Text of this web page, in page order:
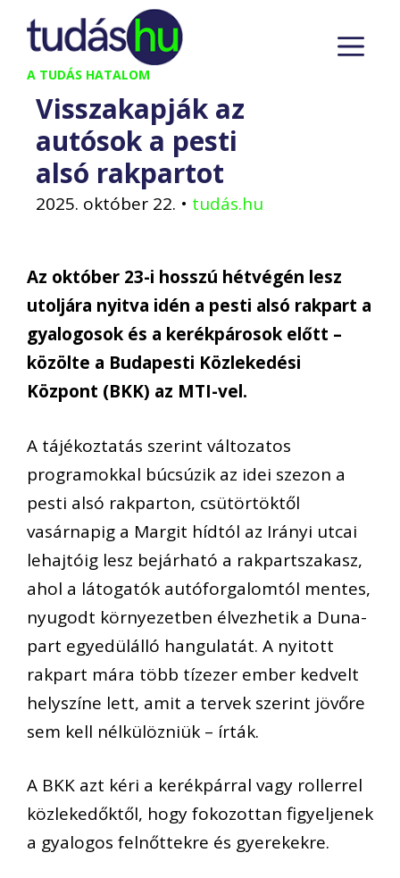
Kilépés
tartalomba
A TUDÁS HATALOM
Visszakapják az
autósok a pesti
alsó rakpartot
2025. október 22. • tudás.hu
Az október 23-i hosszú hétvégén lesz
utoljára nyitva idén a pesti alsó rakpart a
gyalogosok és a kerékpárosok előtt –
közölte a Budapesti Közlekedési
Központ (BKK) az MTI-vel.
A tájékoztatás szerint változatos
programokkal búcsúzik az idei szezon a
pesti alsó rakparton, csütörtöktől
vasárnapig a Margit hídtól az Irányi utcai
lehajtóig lesz bejárható a rakpartszakasz,
ahol a látogatók autóforgalomtól mentes,
nyugodt környezetben élvezhetik a Duna-
part egyedülálló hangulatát. A nyitott
rakpart mára több tízezer ember kedvelt
helyszíne lett, amit a tervek szerint jövőre
sem kell nélkülözniük – írták.
A BKK azt kéri a kerékpárral vagy rollerrel
közlekedőktől, hogy fokozottan figyeljenek
a gyalogos felnőttekre és gyerekekre.